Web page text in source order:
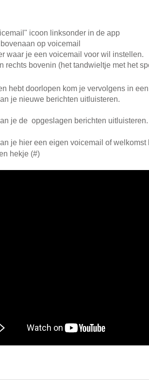
icoon linksonder in de app
op voicemail
waar je een voicemail voor wil instellen.
rechts bovenin (het tandwieltje met het
hebt doorlopen kom je vervolgens in
je nieuwe berichten uitluisteren.
je de opgeslagen berichten uitluisteren.
je hier een eigen voicemail of
hekje (#)